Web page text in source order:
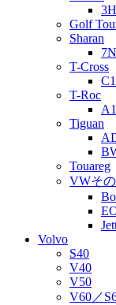
3H
Golf
Sharan
7N
T-Cross
T-Roc
Tiguan
Touareg
VWそ
Volvo
S40
V40
V50
V60／